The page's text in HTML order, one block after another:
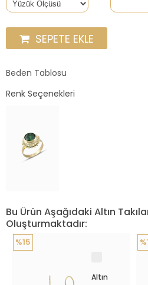
SEPETE EKLE
Beden Tablosu
Renk Seçenekleri
Bu Ürün Aşağıdaki Altın
Oluşturmaktadır:
Altın
%15